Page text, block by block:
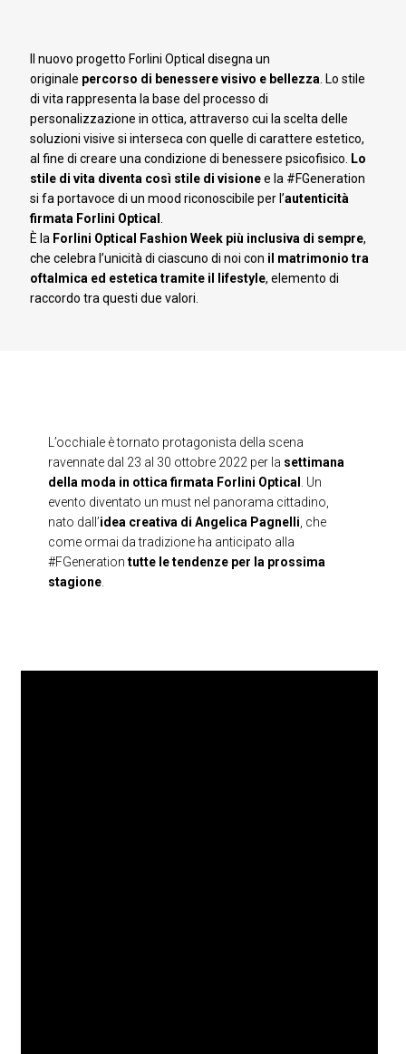
Il nuovo progetto Forlini Optical disegna un
originale percorso di benessere visivo e bellezza . Lo stile
di vita rappresenta la base del processo di
personalizzazione in ottica, attraverso cui la scelta delle
soluzioni visive si interseca con quelle di carattere estetico,
al fine di creare una condizione di benessere psicofisico.
Lo
stile di vita diventa così stile di visionee la #FGeneration
si fa portavoce di un mood riconoscibile per l’autenticità
firmata Forlini Optical
È la Forlini Optical Fashion Week più inclusiva di sempre,
che celebra l’unicità di ciascuno di noi con il matrimonio tra
oftalmica ed estetica tramite il lifestyle, elemento di
raccordo tra questi due valori.
L’occhiale è tornato protagonista della scena
ravennate dal 23 al 30 ottobre 2022 per la settimana
della moda in ottica firmata Forlini Optical
. Un
evento diventato un must nel panorama cittadino,
nato dall’idea creativa di Angelica Pagnelli , che
come ormai da tradizione ha anticipato alla
#FGeneration tutte le tendenze per la prossima
stagione